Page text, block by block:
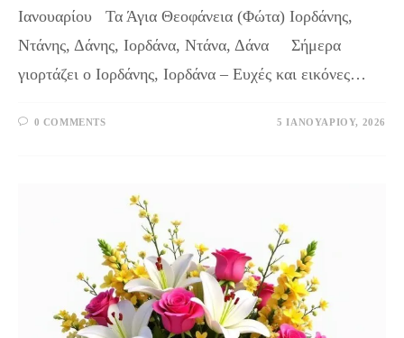
Ιανουαρίου Τα Άγια Θεοφάνεια (Φώτα) Ιορδάνης,
Ντάνης, Δάνης, Ιορδάνα, Ντάνα, Δάνα Σήμερα
γιορτάζει ο Ιορδάνης, Ιορδάνα – Ευχές και εικόνες…
0 COMMENTS 5 ΙΑΝΟΥΑΡΊΟΥ, 2026